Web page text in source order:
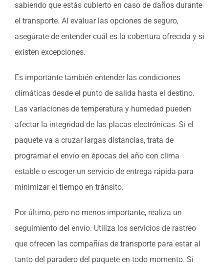
sabiendo que estás cubierto en caso de daños durante
el transporte. Al evaluar las opciones de seguro,
asegúrate de entender cuál es la cobertura ofrecida y si
existen excepciones.
Es importante también entender las condiciones
climáticas desde el punto de salida hasta el destino.
Las variaciones de temperatura y humedad pueden
afectar la integridad de las placas electrónicas. Si el
paquete va a cruzar largas distancias, trata de
programar el envío en épocas del año con clima
estable o escoger un servicio de entrega rápida para
minimizar el tiempo en tránsito.
Por último, pero no menos importante, realiza un
seguimiento del envío. Utiliza los servicios de rastreo
que ofrecen las compañías de transporte para estar al
tanto del paradero del paquete en todo momento. Si